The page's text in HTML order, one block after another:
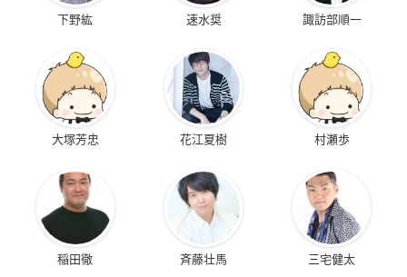
下野紘 速水奨 諏訪部順一
大塚芳忠 花江夏樹 村瀬歩
稲田徹 斉藤壮馬 三宅健太